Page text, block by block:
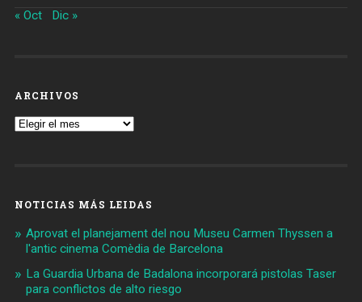
« Oct Dic »
ARCHIVOS
Archivos
NOTICIAS MÁS LEIDAS
Aprovat el planejament del nou Museu Carmen Thyssen a
l'antic cinema Comèdia de Barcelona
La Guardia Urbana de Badalona incorporará pistolas Taser
para conflictos de alto riesgo